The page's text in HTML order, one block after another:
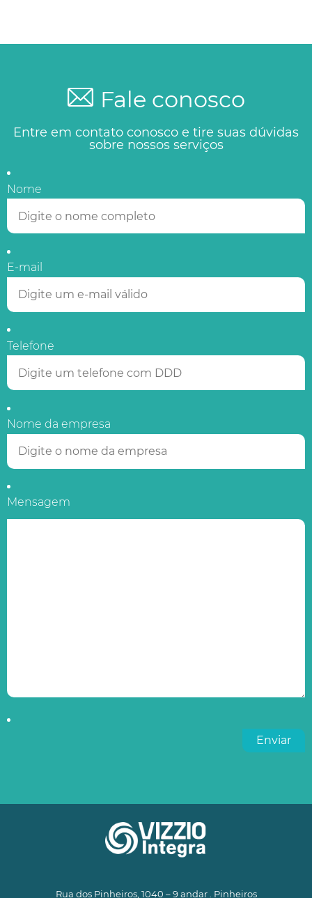
Fale conosco
Entre em contato conosco e tire suas dúvidas
sobre nossos serviços
Nome
E-mail
Telefone
Nome da empresa
Mensagem
Rua dos Pinheiros, 1040 – 9 andar . Pinheiros